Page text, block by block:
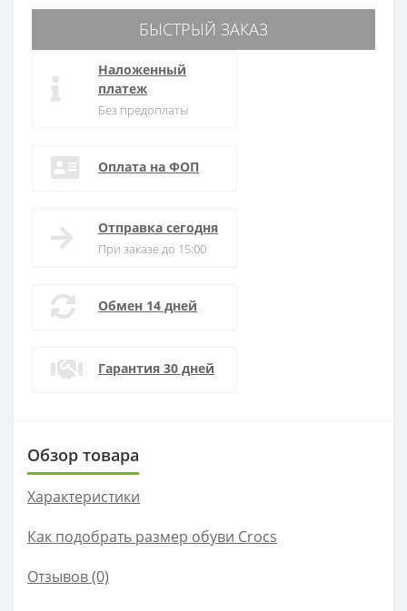
БЫСТРЫЙ ЗАКАЗ
Наложенный
платеж
Без предоплаты
Оплата на ФОП
Отправка сегодня
При заказе до 15:00
Обмен 14 дней
Гарантия 30 дней
Обзор товара
Характеристики
Как подобрать размер обуви Crocs
Отзывов (0)